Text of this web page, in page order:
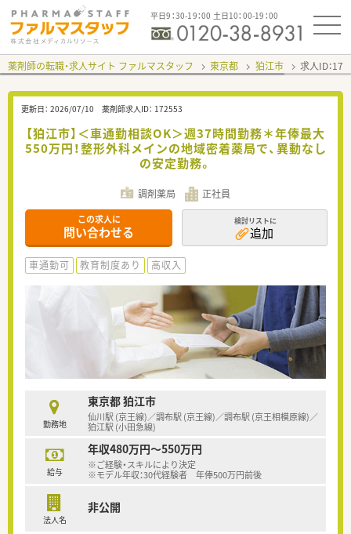
平日9：30-19：00 土日10：00-19：00
薬剤師の転職・求人サイト ファルマスタッフ 東京都 狛江市 求人ID：
更新日： 2026/07/10 薬剤師求人ID： 172553
【狛江市】＜車通勤相談OK＞週37時間勤務＊年俸最大
550万円！整形外科メインの地域密着薬局で、異動なし
の安定勤務。
調剤薬局 正社員
この求人に
問い合わせる
検討リストに
追加
車通勤可 教育制度あり 高収入
勤務地
東京都 狛江市
仙川駅 (京王線)／調布駅 (京王線)／調布駅 (京王相模原線)／
狛江駅 (小田急線)
給与
年収480万円～550万円
※ご経験・スキルにより決定
※モデル年収：30代経験者 年俸500万円前後
法人名
非公開